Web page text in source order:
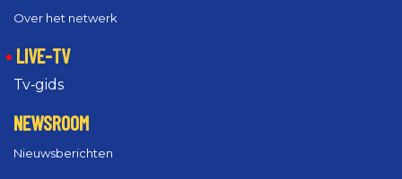
Over het netwerk
LIVE-TV
Tv‑gids
NEWSROOM
Nieuwsberichten